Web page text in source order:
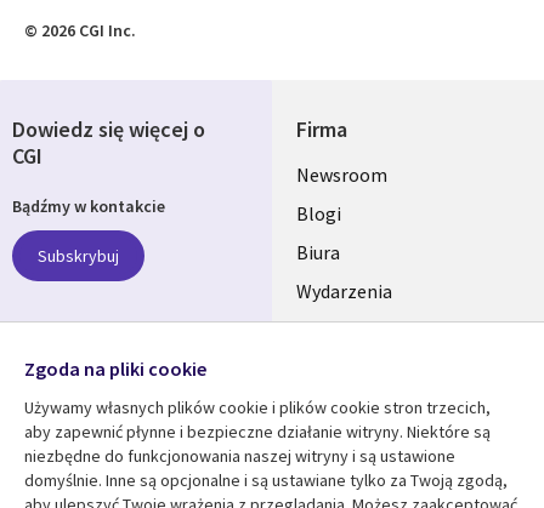
© 2026 CGI Inc.
Firma
Useful
links
SECTIONS
POLSKA
Newsroom
Blogi
Biura
Wydarzenia
Centrum zasobów Pomoc
Dowiedz się więcej o
CGI
Bądźmy w kontakcie
Subskrybuj
Social
Media
SECTIONS
POLSKA
Zgoda na pliki cookie
Używamy własnych plików cookie i plików cookie stron trzecich,
aby zapewnić płynne i bezpieczne działanie witryny. Niektóre są
niezbędne do funkcjonowania naszej witryny i są ustawione
domyślnie. Inne są opcjonalne i są ustawiane tylko za Twoją zgodą,